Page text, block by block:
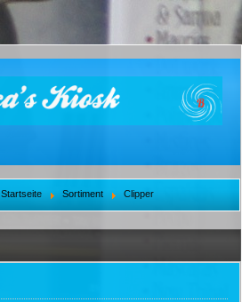
Startseite Sortiment Clipper